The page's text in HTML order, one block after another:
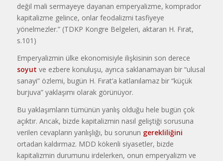
değil mali sermayeye dayanan emperyalizme, komprador
kapitalizme gelince, onlar feodalizmi tasfiyeye
yönelmezler.” (TDKP Kongre Belgeleri, aktaran H. Fırat,
s.101)
Emperyalizmin ülke ekonomisiyle ilişkisinin son derece
soyut ve ezbere konuluşu, ayrıca saklanamayan bir “ulusal
sanayi” özlemi, bugün H. Fırat’a katlanılamaz bir “küçük
burjuva” yaklaşımı olarak görünüyor.
Bu yaklaşımların tümünün yanlış olduğu hele bugün çok
açıktır. Ancak, bizde kapitalizmin nasıl geliştiği sorusuna
verilen cevapların yanlışlığı, bu sorunun gerekliliğini
ortadan kaldırmaz. MDD kökenli siyasetler, bizde
kapitalizmin durumunu irdelerken, onun emperyalizm ve